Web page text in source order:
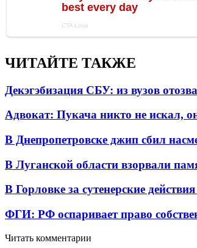
ЧИТАЙТЕ ТАКЖЕ
Декэгэбизация СБУ: из вузов
Адвокат: Пукача никто не искал,
В Днепропетровске джип сбил
В Луганской области взорвали
В Горловке за сутенерские
ФГИ: РФ оспаривает право
Читать комментарии